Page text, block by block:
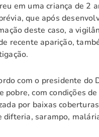
em uma criança de 2
que após
deste caso, a
recente aparição,
com o presidente
pobre, com condições
por baixas
difteria, sarampo,